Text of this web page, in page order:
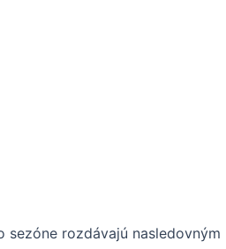
rozdávajú nasledovným